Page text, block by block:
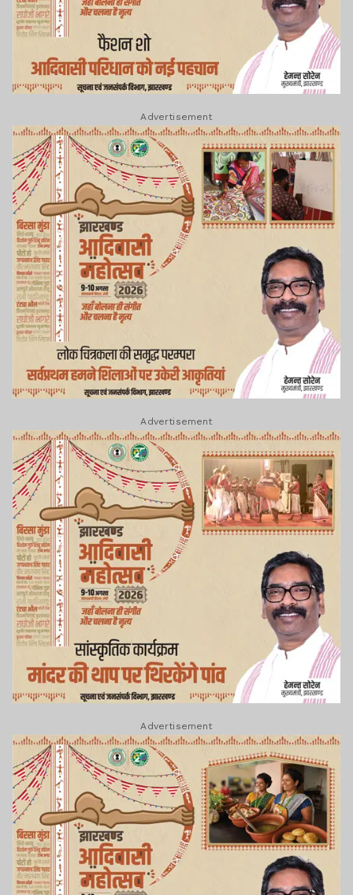
Advertisement
Advertisement
Advertisement